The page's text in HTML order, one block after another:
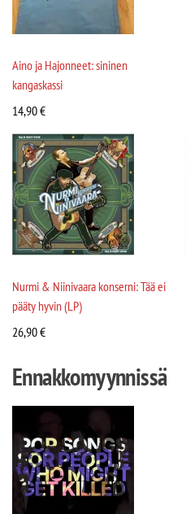
Aino ja Hajonneet: sininen
kangaskassi
14,90€
Nurmi & Niinivaara konserni: Tää ei
pääty hyvin (LP)
26,90€
Ennakkomyynnissä